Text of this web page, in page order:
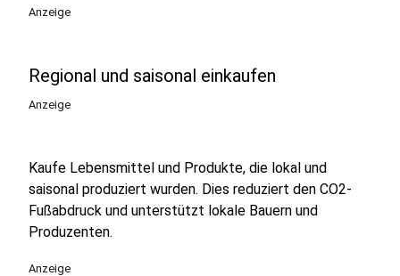
Anzeige
Regional und saisonal einkaufen
Anzeige
Kaufe Lebensmittel und Produkte, die lokal und
saisonal produziert wurden. Dies reduziert den CO2-
Fußabdruck und unterstützt lokale Bauern und
Produzenten.
Anzeige